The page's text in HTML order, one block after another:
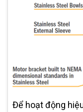
Để hoạt động